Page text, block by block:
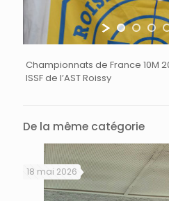
Championnats de France 10M
ISSF de l’AST Roissy
De la même catégorie
18 mai 2026